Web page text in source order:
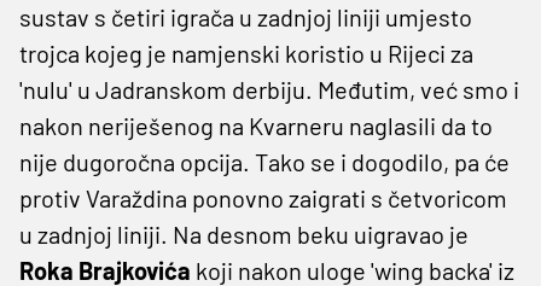
sustav s četiri igrača u zadnjoj liniji umjesto
trojca kojeg je namjenski koristio u Rijeci za
'nulu' u Jadranskom derbiju. Međutim, već smo i
nakon neriješenog na Kvarneru naglasili da to
nije dugoročna opcija. Tako se i dogodilo, pa će
protiv Varaždina ponovno zaigrati s četvoricom
u zadnjoj liniji. Na desnom beku uigravao je
Roka Brajkovića koji nakon uloge 'wing backa' iz